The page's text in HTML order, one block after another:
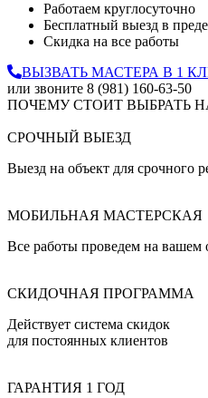
Работаем круглосуточно
Бесплатный выезд в
Скидка на все работы
ВЫЗВАТЬ МАСТЕРА В 1
или звоните 8 (981) 160-63-50
ПОЧЕМУ СТОИТ ВЫБРАТЬ
СРОЧНЫЙ ВЫЕЗД
Выезд на объект для срочного
МОБИЛЬНАЯ МАСТЕРСКАЯ
Все работы проведем на вашем
СКИДОЧНАЯ ПРОГРАММА
Действует система скидок
для постоянных клиентов
ГАРАНТИЯ 1 ГОД